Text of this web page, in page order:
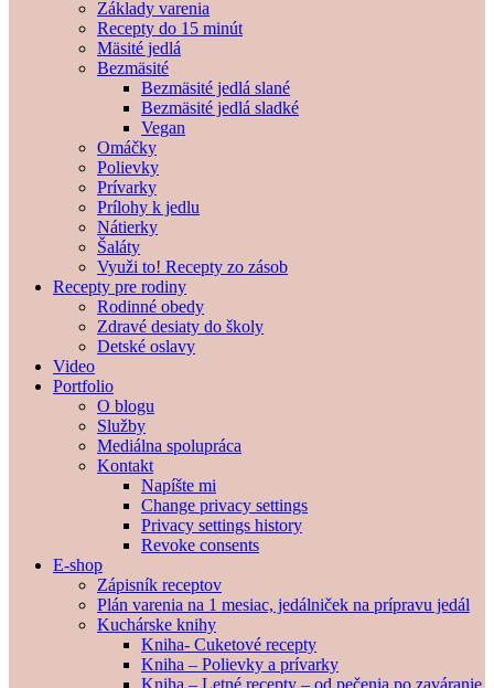
Základy varenia
Recepty do 15 minút
Mäsité jedlá
Bezmäsité
Bezmäsité jedlá slané
Bezmäsité jedlá sladké
Vegan
Omáčky
Polievky
Prívarky
Prílohy k jedlu
Nátierky
Šaláty
Využi to! Recepty zo zásob
Recepty pre rodiny
Rodinné obedy
Zdravé desiaty do školy
Detské oslavy
Video
Portfolio
O blogu
Služby
Mediálna spolupráca
Kontakt
Napíšte mi
Change privacy settings
Privacy settings history
Revoke consents
E-shop
Zápisník receptov
Plán varenia na 1 mesiac, jedálniček na prípravu jedál
Kuchárske knihy
Kniha- Cuketové recepty
Kniha – Polievky a prívarky
Kniha – Letné recepty – od pečenia po zaváranie